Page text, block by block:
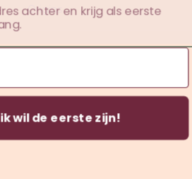
Origins
achter en krijg als eerste
wil de eerste zijn!